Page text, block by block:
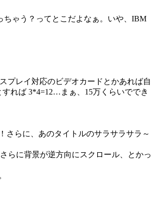
ゃう？ってとこだよなぁ。いや、IBM
プレイ対応のビデオカードとかあれば自
れば 3*4=12…まぁ、15万くらいででき
さらに、あのタイトルのサラサラサラ～
らに背景が逆方向にスクロール、とかっ